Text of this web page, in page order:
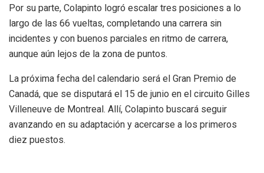
Por su parte, Colapinto logró escalar tres posiciones a lo
largo de las 66 vueltas, completando una carrera sin
incidentes y con buenos parciales en ritmo de carrera,
aunque aún lejos de la zona de puntos.
La próxima fecha del calendario será el Gran Premio de
Canadá, que se disputará el 15 de junio en el circuito Gilles
Villeneuve de Montreal. Allí, Colapinto buscará seguir
avanzando en su adaptación y acercarse a los primeros
diez puestos.